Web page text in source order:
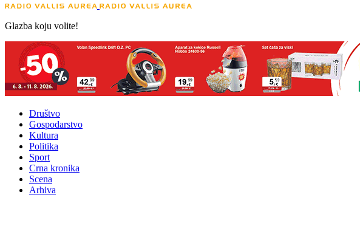
Glazba koju volite!
Društvo
Gospodarstvo
Kultura
Politika
Sport
Crna kronika
Scena
Arhiva